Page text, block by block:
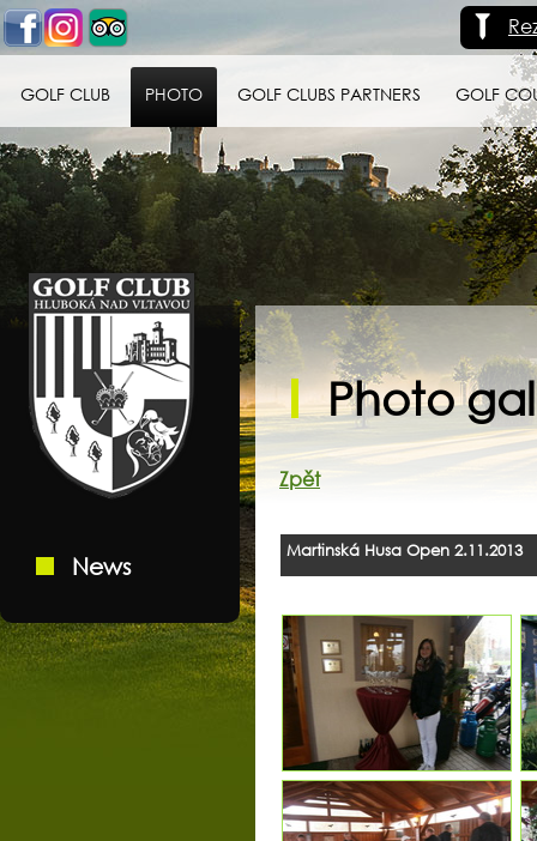
GOLF CLUB PHOTO GOLF CLUBS PARTNERS GOLF
Golf klub Hluboká
nad Vltavou
News
Photo
Zpět
Martinská Husa Open 2.11.2013